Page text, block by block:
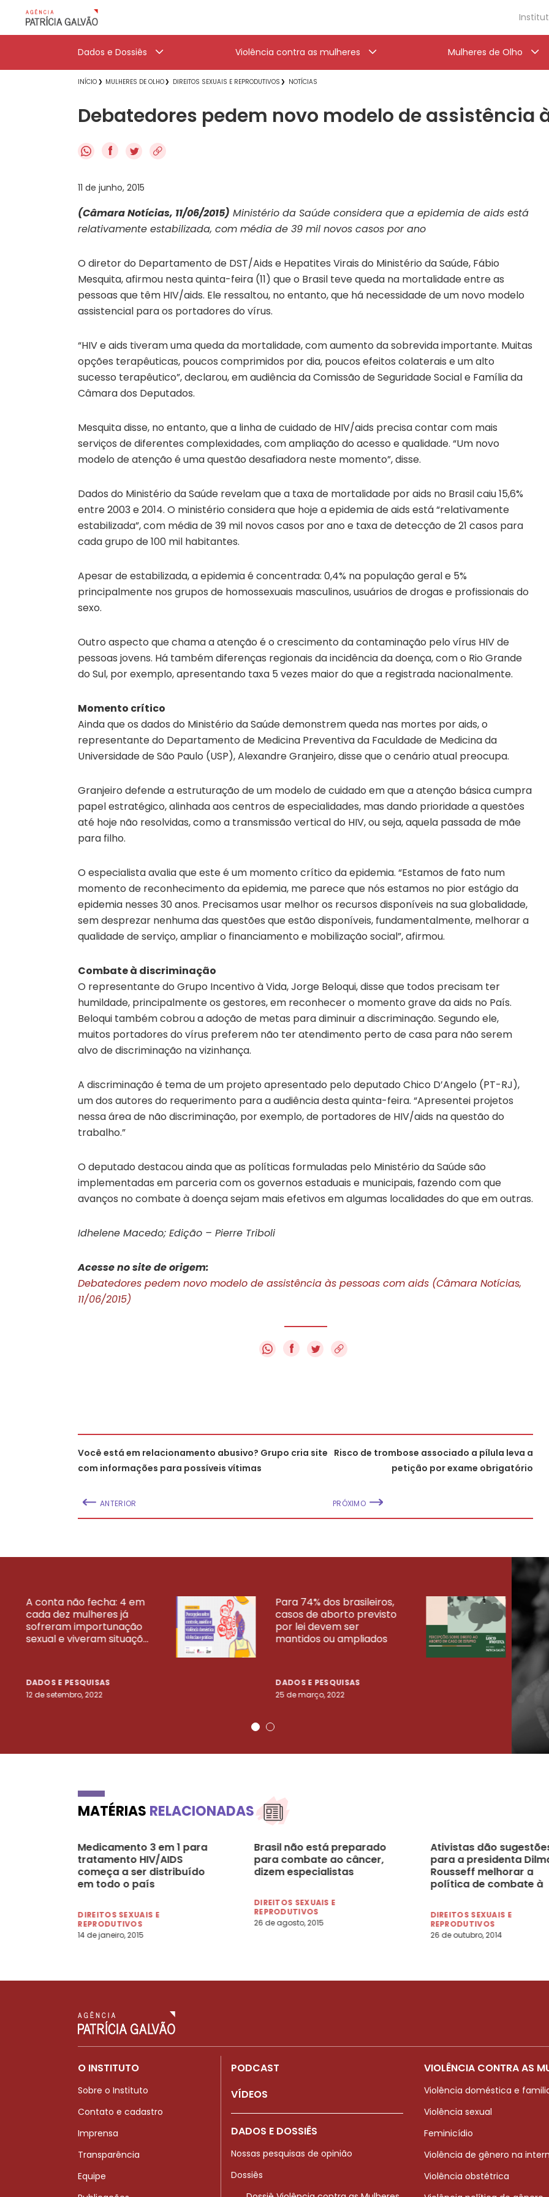
Dados e Dossiês Violência contra as mulheres Mulheres de Olho
INÍCIO MULHERES DE OLHO DIREITOS SEXUAIS E REPRODUTIVOS NOTÍCIAS
Debatedores pedem novo modelo de assistência
f
11 de junho, 2015
(Câmara Notícias, 11/06/2015) Ministério da Saúde considera que a epidemia de aids está
relativamente estabilizada, com média de 39 mil novos casos por ano
O diretor do Departamento de DST/Aids e Hepatites Virais do Ministério da Saúde, Fábio
Mesquita, afirmou nesta quinta-feira (11) que o Brasil teve queda na mortalidade entre as
pessoas que têm HIV/aids. Ele ressaltou, no entanto, que há necessidade de um novo modelo
assistencial para os portadores do vírus.
“HIV e aids tiveram uma queda da mortalidade, com aumento da sobrevida importante. Muitas
opções terapêuticas, poucos comprimidos por dia, poucos efeitos colaterais e um alto
sucesso terapêutico”, declarou, em audiência da Comissão de Seguridade Social e Família da
Câmara dos Deputados.
Mesquita disse, no entanto, que a linha de cuidado de HIV/aids precisa contar com mais
serviços de diferentes complexidades, com ampliação do acesso e qualidade. “Um novo
modelo de atenção é uma questão desafiadora neste momento”, disse.
Dados do Ministério da Saúde revelam que a taxa de mortalidade por aids no Brasil caiu 15,6%
entre 2003 e 2014. O ministério considera que hoje a epidemia de aids está “relativamente
estabilizada”, com média de 39 mil novos casos por ano e taxa de detecção de 21 casos para
cada grupo de 100 mil habitantes.
Apesar de estabilizada, a epidemia é concentrada: 0,4% na população geral e 5%
principalmente nos grupos de homossexuais masculinos, usuários de drogas e profissionais do
sexo.
Outro aspecto que chama a atenção é o crescimento da contaminação pelo vírus HIV de
pessoas jovens. Há também diferenças regionais da incidência da doença, com o Rio Grande
do Sul, por exemplo, apresentando taxa 5 vezes maior do que a registrada nacionalmente.
Momento crítico
Ainda que os dados do Ministério da Saúde demonstrem queda nas mortes por aids, o
representante do Departamento de Medicina Preventiva da Faculdade de Medicina da
Universidade de São Paulo (USP), Alexandre Granjeiro, disse que o cenário atual preocupa.
Granjeiro defende a estruturação de um modelo de cuidado em que a atenção básica cumpra
papel estratégico, alinhada aos centros de especialidades, mas dando prioridade a questões
até hoje não resolvidas, como a transmissão vertical do HIV, ou seja, aquela passada de mãe
para filho.
O especialista avalia que este é um momento crítico da epidemia. “Estamos de fato num
momento de reconhecimento da epidemia, me parece que nós estamos no pior estágio da
epidemia nesses 30 anos. Precisamos usar melhor os recursos disponíveis na sua globalidade,
sem desprezar nenhuma das questões que estão disponíveis, fundamentalmente, melhorar a
qualidade de serviço, ampliar o financiamento e mobilização social”, afirmou.
Combate à discriminação
O representante do Grupo Incentivo à Vida, Jorge Beloqui, disse que todos precisam ter
humildade, principalmente os gestores, em reconhecer o momento grave da aids no País.
Beloqui também cobrou a adoção de metas para diminuir a discriminação. Segundo ele,
muitos portadores do vírus preferem não ter atendimento perto de casa para não serem
alvo de discriminação na vizinhança.
A discriminação é tema de um projeto apresentado pelo deputado Chico D’Angelo (PT-RJ),
um dos autores do requerimento para a audiência desta quinta-feira. “Apresentei projetos
nessa área de não discriminação, por exemplo, de portadores de HIV/aids na questão do
trabalho.”
O deputado destacou ainda que as políticas formuladas pelo Ministério da Saúde são
implementadas em parceria com os governos estaduais e municipais, fazendo com que
avanços no combate à doença sejam mais efetivos em algumas localidades do que em outras.
Idhelene Macedo; Edição – Pierre Triboli
Acesse no site de origem:
Debatedores pedem novo modelo de assistência às pessoas com aids (Câmara Notícias,
11/06/2015)
f
Você está em relacionamento abusivo? Grupo cria site
com informações para possíveis vítimas
ANTERIOR
Risco de trombose associado a pílula leva a
petição por exame obrigatório
PRÓXIMO
A conta não fecha: 4 em
cada dez mulheres já
sofreram importunação
sexual e viveram situaçõ...
DADOS E PESQUISAS
12 de setembro, 2022
Para 74% dos brasileiros,
casos de aborto previsto
por lei devem ser
mantidos ou ampliados
DADOS E PESQUISAS
25 de março, 2022
23
VEJA MAIS PESQUISAS
MATÉRIAS RELACIONADAS
Medicamento 3 em 1 para
tratamento HIV/AIDS
começa a ser distribuído
em todo o país
DIREITOS SEXUAIS E
REPRODUTIVOS
14 de janeiro, 2015
Brasil não está preparado
para combate ao câncer,
dizem especialistas
DIREITOS SEXUAIS E
REPRODUTIVOS
26 de agosto, 2015
Ativistas dão
para a presidenta
Rousseff melhorar a
política de combate à
DIREITOS SEXUAIS E
REPRODUTIVOS
26 de outubro, 2014
O INSTITUTO
Sobre o Instituto
Contato e cadastro
Imprensa
Transparência
Equipe
PODCAST
VÍDEOS
DADOS E DOSSIÊS
Nossas pesquisas de opinião
Dossiês
VIOLÊNCIA CONTRA AS
Violência doméstica e
Violência sexual
Feminicídio
Violência de gênero na
Violência obstétrica